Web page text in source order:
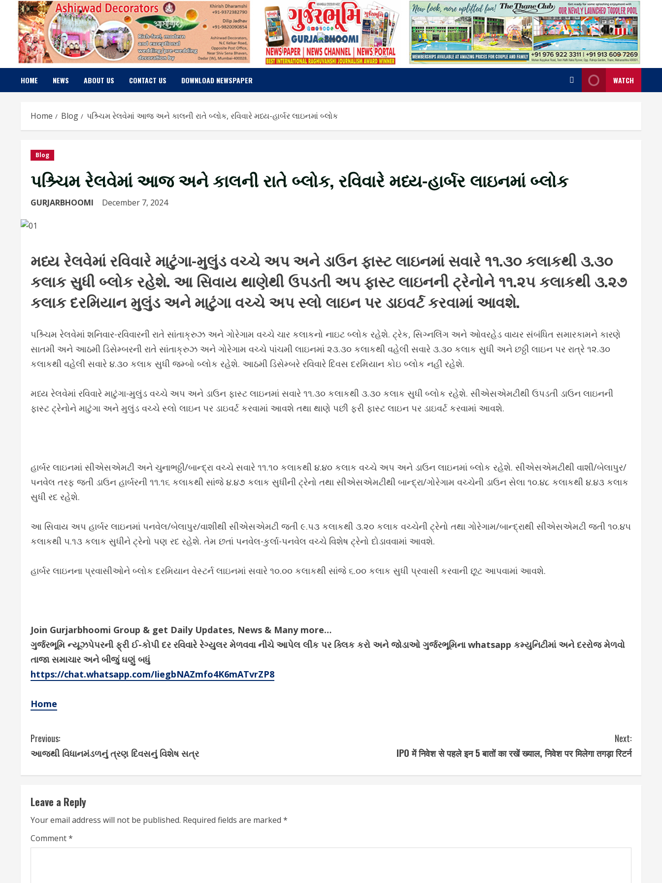
content
HOME NEWS ABOUT US CONTACT US DOWNLOAD NEWSPAPER WATCH
Home Blog પશ્ર્ચિમ રેલવેમાં આજ અને કાલની રાતે બ્લોક, રવિવારે મધ્ય-હાર્બર લાઇનમાં બ્લોક
Blog
પશ્ર્ચિમ રેલવેમાં આજ અને કાલની રાતે બ્લોક, રવિવારે મધ્ય-હાર્બર લાઇનમાં બ્લોક
GURJARBHOOMI December 7, 2024
મધ્ય રેલવેમાં રવિવારે માટુંગા-મુલુંડ વચ્ચે અપ અને ડાઉન ફાસ્ટ લાઇનમાં સવારે ૧૧.૩૦ કલાકથી ૩.૩૦
કલાક સુધી બ્લોક રહેશે. આ સિવાય થાણેથી ઉપડતી અપ ફાસ્ટ લાઇનની ટ્રેનોને ૧૧.૨૫ કલાકથી ૩.૨૭
કલાક દરમિયાન મુલુંડ અને માટુંગા વચ્ચે અપ સ્લો લાઇન પર ડાઇવર્ટ કરવામાં આવશે.
પશ્ર્ચિમ રેલવેમાં શનિવાર-રવિવારની રાતે સાંતાક્રુઝ અને ગોરેગામ વચ્ચે ચાર કલાકનો નાઇટ બ્લોક રહેશે. ટ્રેક, સિગ્નલિંગ અને ઓવરહેડ વાયર સંબંધિત સમારકામને કારણે
સાતમી અને આઠમી ડિસેમ્બરની રાતે સાંતાક્રુઝ અને ગોરેગામ વચ્ચે પાંચમી લાઇનમાં ૨૩.૩૦ કલાકથી વહેલી સવારે ૩.૩૦ કલાક સુધી અને છઠ્ઠી લાઇન પર રાત્રે ૧૨.૩૦
કલાકથી વહેલી સવારે ૪.૩૦ કલાક સુધી જમ્બો બ્લોક રહેશે. આઠમી ડિસેમ્બરે રવિવારે દિવસ દરમિયાન કોઇ બ્લોક નહીં રહેશે.
મધ્ય રેલવેમાં રવિવારે માટુંગા-મુલુંડ વચ્ચે અપ અને ડાઉન ફાસ્ટ લાઇનમાં સવારે ૧૧.૩૦ કલાકથી ૩.૩૦ કલાક સુધી બ્લોક રહેશે. સીએસએમટીથી ઉપડતી ડાઉન લાઇનની
ફાસ્ટ ટ્રેનોને માટુંગા અને મુલુંડ વચ્ચે સ્લો લાઇન પર ડાઇવર્ટ કરવામાં આવશે તથા થાણે પછી ફરી ફાસ્ટ લાઇન પર ડાઇવર્ટ કરવામાં આવશે.
હાર્બર લાઇનમાં સીએસએમટી અને ચુનાભઠ્ઠી/બાન્દ્રા વચ્ચે સવારે ૧૧.૧૦ કલાકથી ૪.૪૦ કલાક વચ્ચે અપ અને ડાઉન લાઇનમાં બ્લોક રહેશે. સીએસએમટીથી વાશી/બેલાપુર/
પનવેલ તરફ જતી ડાઉન હાર્બરની ૧૧.૧૬ કલાકથી સાંજે ૪.૪૭ કલાક સુધીની ટ્રેનો તથા સીએસએમટીથી બાન્દ્રા/ગોરેગામ વચ્ચેની ડાઉન સેલા ૧૦.૪૮ કલાકથી ૪.૪૩ કલાક
સુધી રદ રહેશે.
આ સિવાય અપ હાર્બર લાઇનમાં પનવેલ/બેલાપુર/વાશીથી સીએસએમટી જતી ૯.૫૩ કલાકથી ૩.૨૦ કલાક વચ્ચેની ટ્રેનો તથા ગોરેગામ/બાન્દ્રાથી સીએસએમટી જતી ૧૦.૪૫
કલાકથી ૫.૧૩ કલાક સુધીને ટ્રેનો પણ રદ રહેશે. તેમ છતાં પનવેલ-કુર્લા-પનવેલ વચ્ચે વિશેષ ટ્રેનો દોડાવવામાં આવશે.
હાર્બર લાઇનના પ્રવાસીઓને બ્લોક દરમિયાન વેસ્ટર્ન લાઇનમાં સવારે ૧૦.૦૦ કલાકથી સાંજે ૬.૦૦ કલાક સુધી પ્રવાસી કરવાની છૂટ આપવામાં આવશે.
Join Gurjarbhoomi Group & get Daily Updates, News & Many more…
ગુર્જરભૂમિ ન્યૂઝપેપરની ફ્રી ઈ-કોપી દર રવિવારે રેગ્યુલર મેળવવા નીચે આપેલ લીંક પર ક્લિક કરો અને જોડાઓ ગુર્જરભૂમિના whatsapp કમ્યુનિટીમાં અને દરરોજ મેળવો
તાજા સમાચાર અને બીજું ઘણું બધું
https://chat.whatsapp.com/IiegbNAZmfo4K6mATvrZP8
Home
C
o
n
t
i
n
Previous:
આજથી વિધાનમંડળનું ત્રણ દિવસનું વિશેષ સત્ર
Next:
IPO में निवेश से पहले इन 5 बातों का रखें ख्याल, निवेश पर मिलेगा तगड़ा रिटर्न
Leave a Reply
Your email address will not be published. Required fields are marked *
Comment*